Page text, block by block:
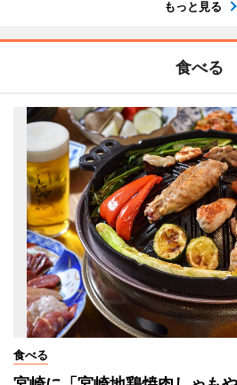
もっと見る
食べる
食べる